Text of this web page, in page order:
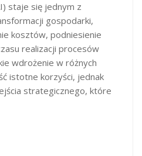
staje się jednym z
gospodarki,
kosztów, podniesienie
realizacji procesów
wdrożenie w różnych
istotne korzyści, jednak
strategicznego, które